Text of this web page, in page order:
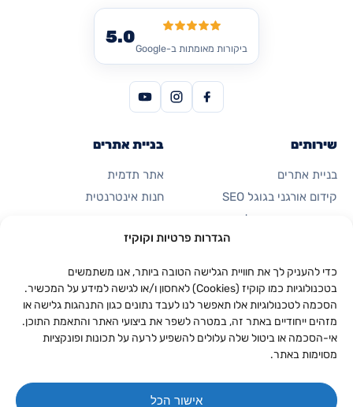
הגדרות פרטיות וקוקיז
כדי להעניק לך את חוויית הגלישה הטובה ביותר, אנו משתמשים
בטכנולוגיות כמו קוקיז (Cookies) לאחסון ו/או לגישה למידע על המכשיר.
הסכמה לטכנולוגיות אלו תאפשר לנו לעבד נתונים כגון התנהגות גלישה או
מזהים ייחודיים באתר זה, במטרה לשפר את ביצועי האתר והתאמת התוכן.
אי-הסכמה או ביטול שלה עלולים להשפיע לרעה על תכונות ופונקציות
מסוימות באתר.
אישור הכל
ביקורות מאומתות ב-Google
5.0
שירותים
בניית אתרים
קידום אורגני בגוגל SEO
פרסום ממומן בגוגל
קידום ברשתות חברתיות
בניית אתרים
אתר תדמית
חנות אינטרנטית
כרטיס ביקור דיגיטלי
החברה
אודות
תיק עבודות
מחירון
יצירת קשר
יצירת קשר
053-923-0094